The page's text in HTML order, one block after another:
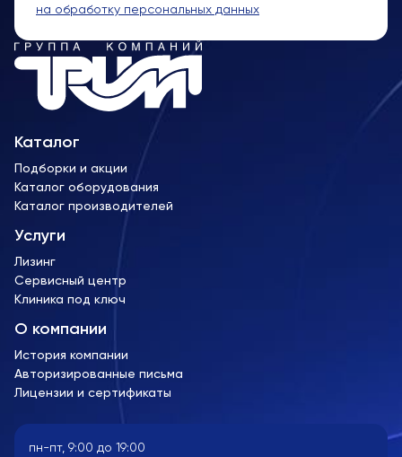
Каталог
Подборки и акции
Каталог оборудования
Каталог производителей
Услуги
Лизинг
Сервисный центр
Клиника под ключ
О компании
История компании
Авторизированные письма
Лицензии и сертификаты
пн-пт, 9:00 до 19:00
на обработку персональных данных